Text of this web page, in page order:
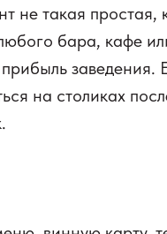
не такая простая,
бара, кафе
на столиках